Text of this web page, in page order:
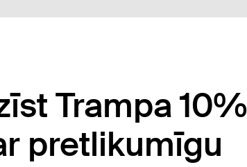
Trampa
pretlikumīgu